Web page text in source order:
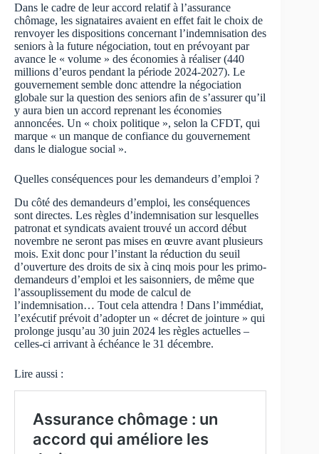
Dans le cadre de leur accord relatif à l’assurance
chômage, les signataires avaient en effet fait le choix de
renvoyer les dispositions concernant l’indemnisation des
seniors à la future négociation, tout en prévoyant par
avance le « volume » des économies à réaliser (440
millions d’euros pendant la période 2024-2027). Le
gouvernement semble donc attendre la négociation
globale sur la question des seniors afin de s’assurer qu’il
y aura bien un accord reprenant les économies
annoncées. Un « choix politique », selon la CFDT, qui
marque « un manque de confiance du gouvernement
dans le dialogue social ».
Quelles conséquences pour les demandeurs d’emploi ?
Du côté des demandeurs d’emploi, les conséquences
sont directes. Les règles d’indemnisation sur lesquelles
patronat et syndicats avaient trouvé un accord début
novembre ne seront pas mises en œuvre avant plusieurs
mois. Exit donc pour l’instant la réduction du seuil
d’ouverture des droits de six à cinq mois pour les primo-
demandeurs d’emploi et les saisonniers, de même que
l’assouplissement du mode de calcul de
l’indemnisation… Tout cela attendra ! Dans l’immédiat,
l’exécutif prévoit d’adopter un « décret de jointure » qui
prolonge jusqu’au 30 juin 2024 les règles actuelles –
celles-ci arrivant à échéance le 31 décembre.
Lire aussi :